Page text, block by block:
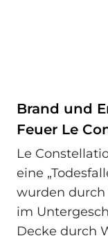
Brand und
Feuer Le
Le
eine
wurden
im
Decke durch